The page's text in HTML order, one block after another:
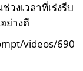
งเวลาที่เร่งรีบ
ย่างดี
videos/690